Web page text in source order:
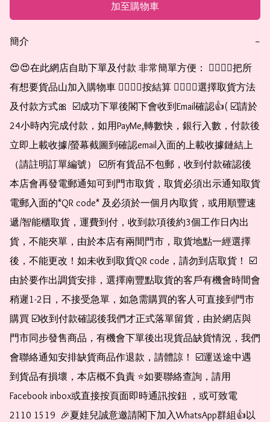
加至購物車
簡介 −
😍😍在此網店自助下單及付款 非常簡單方便： 👉🏻👉🏻把所
有想要貨品山加入購物車 👉🏻👉🏻按結算 👉🏻👉🏻選擇取貨方法
及付款方式🎀  ☑️成功下單後閣下會收到Email確認👍( ☑️請於
24小時內完成付款，如用PayMe,轉數快，銀行入數，付款後
立即上載收據/螢幕截圖到確認email入面的上載收據鏈結上
（請註明訂單編號） ☑️所有貨品不包郵，收到付款確認後
本店會再發電郵通知可到門市取貨，取貨必須出示通知取貨
電郵入面的*QR code* 及必須於一個月內取貨，或用順豐速
遞/智能櫃取貨，運費到付，收到款項後約3個工作日內出
貨，不能夾單，由於本店有兩間門市，取貨地點一經選擇
後，不能更改！如未收到取貨QR code，請勿到店取貨！ ☑️
由於要作出調貨安排，選擇南豐點取貨的客戶有機會時間會
稍遲1-2日，不接受急單，如急需購買的客人可直接到門市
購買 ☑️收到付款確認後我們才正式落單留貨，由於網店與
門市同步發售商品，有機會下單後出現貨品缺貨情況，我們
會聯絡通知安排缺貨商品作退款，請體諒！ ☑️運送途中遇
到貨品有損壞，本店概不負責 ⭐️如要聯絡查詢，請用
Facebook inbox或直接按頁面即時通訊按鈕 ，或可致電
2110 1519  🎉夏娃兒誠意邀請閣下加入WhatsApp群組👍以